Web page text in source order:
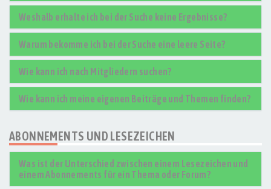
Weshalb erhalte ich bei der Suche keine Ergebnisse?
Warum bekomme ich bei der Suche eine leere Seite?
Wie kann ich nach Mitgliedern suchen?
Wie kann ich meine eigenen Beiträge und Themen finden?
ABONNEMENTS UND LESEZEICHEN
Was ist der Unterschied zwischen einem Lesezeichen und
einem Abonnements für ein Thema oder Forum?